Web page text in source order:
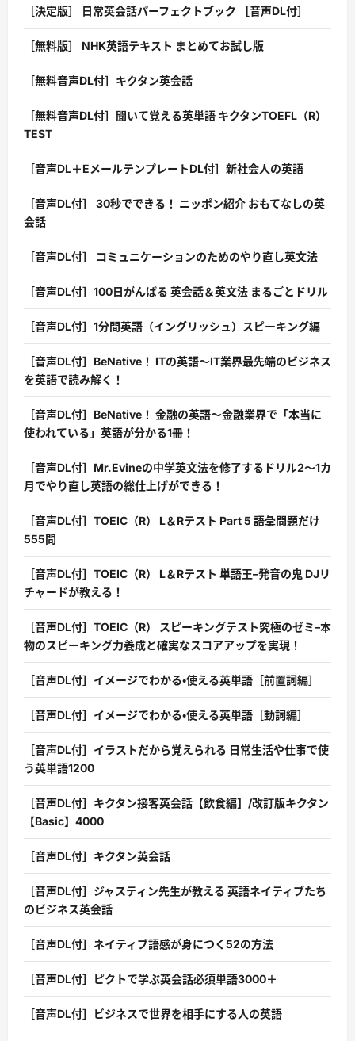
［決定版］ 日常英会話パーフェクトブック ［音声DL付］
［無料版］ NHK英語テキスト まとめてお試し版
［無料音声DL付］キクタン英会話
［無料音声DL付］聞いて覚える英単語 キクタンTOEFL（R）
TEST
［音声DL＋EメールテンプレートDL付］新社会人の英語
［音声DL付］ 30秒でできる！ ニッポン紹介 おもてなしの英
会話
［音声DL付］ コミュニケーションのためのやり直し英文法
［音声DL付］100日がんばる 英会話＆英文法 まるごとドリル
［音声DL付］1分間英語（イングリッシュ）スピーキング編
［音声DL付］BeNative！ ITの英語〜IT業界最先端のビジネス
を英語で読み解く！
［音声DL付］BeNative！ 金融の英語〜金融業界で「本当に
使われている」英語が分かる1冊！
［音声DL付］Mr.Evineの中学英文法を修了するドリル2〜1カ
月でやり直し英語の総仕上げができる！
［音声DL付］TOEIC（R） L＆Rテスト Part 5 語彙問題だけ
555問
［音声DL付］TOEIC（R） L＆Rテスト 単語王–発音の鬼 DJリ
チャードが教える！
［音声DL付］TOEIC（R） スピーキングテスト究極のゼミ–本
物のスピーキング力養成と確実なスコアアップを実現！
［音声DL付］イメージでわかる・使える英単語［前置詞編］
［音声DL付］イメージでわかる・使える英単語［動詞編］
［音声DL付］イラストだから覚えられる 日常生活や仕事で使
う英単語1200
［音声DL付］キクタン接客英会話【飲食編】/改訂版キクタン
【Basic】4000
［音声DL付］キクタン英会話
［音声DL付］ジャスティン先生が教える 英語ネイティブたち
のビジネス英会話
［音声DL付］ネイティブ語感が身につく52の方法
［音声DL付］ピクトで学ぶ英会話必須単語3000＋
［音声DL付］ビジネスで世界を相手にする人の英語